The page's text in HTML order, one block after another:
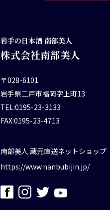
岩手の日本酒 南部美人
株式会社南部美人
〒028-6101
岩手県二戸市福岡字上町13
TEL:0195-23-3133
FAX:0195-23-4713
南部美人 蔵元直送ネットショップ
https://www.nanbubijin.jp/